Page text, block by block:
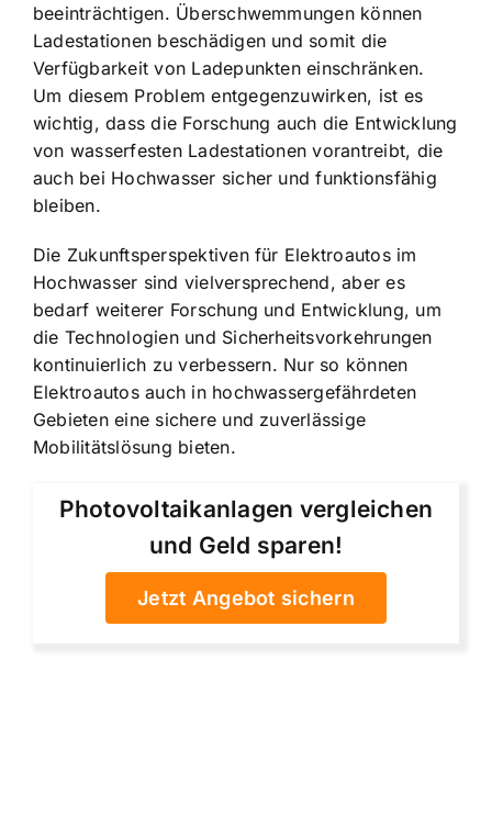
beeinträchtigen. Überschwemmungen können
Ladestationen beschädigen und somit die
Verfügbarkeit von Ladepunkten einschränken.
Um diesem Problem entgegenzuwirken, ist es
wichtig, dass die Forschung auch die Entwicklung
von wasserfesten Ladestationen vorantreibt, die
auch bei Hochwasser sicher und funktionsfähig
bleiben.
Die Zukunftsperspektiven für Elektroautos im
Hochwasser sind vielversprechend, aber es
bedarf weiterer Forschung und Entwicklung, um
die Technologien und Sicherheitsvorkehrungen
kontinuierlich zu verbessern. Nur so können
Elektroautos auch in hochwassergefährdeten
Gebieten eine sichere und zuverlässige
Mobilitätslösung bieten.
Photovoltaikanlagen vergleichen
und Geld sparen!
Jetzt Angebot sichern